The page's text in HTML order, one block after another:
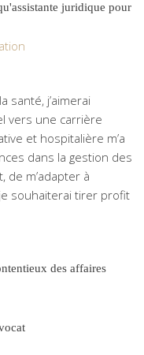
juridique pour
santé, j’aimerai
vers une carrière
et hospitalière m’a
dans la gestion des
de m’adapter à
souhaiterai tirer profit
des affaires